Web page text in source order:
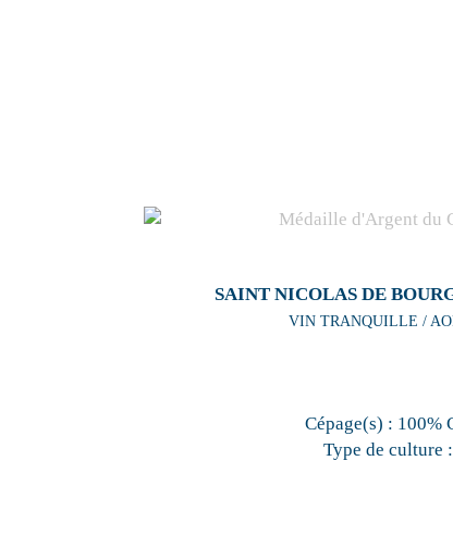
SAINT NICOLAS DE
VIN TRANQUILLE /
Cépage(s) : 100%
Type de culture :